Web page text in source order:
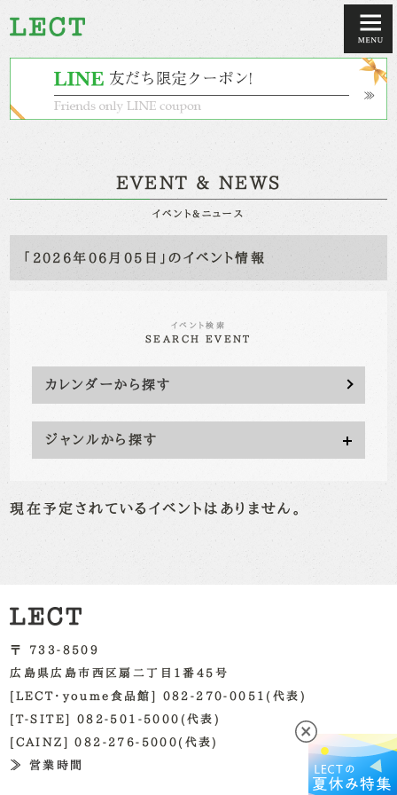
EVENT & NEWS
イベント&ニュース
「2026年06月05日」のイベント情報
イベント検索
SEARCH EVENT
カレンダーから探す
ジャンルから探す
現在予定されているイベントはありません。
〒 733-8509
広島県広島市西区扇二丁目1番45号
[LECT・youme食品館] 082-270-0051(代表)
[T-SITE] 082-501-5000(代表)
[CAINZ] 082-276-5000(代表)
≫ 営業時間